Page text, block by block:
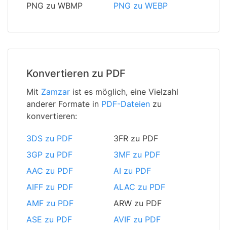
PNG zu WBMP
PNG zu WEBP
Konvertieren zu PDF
Mit Zamzar ist es möglich, eine Vielzahl
anderer Formate in PDF-Dateien zu
konvertieren:
3DS zu PDF
3FR zu PDF
3GP zu PDF
3MF zu PDF
AAC zu PDF
AI zu PDF
AIFF zu PDF
ALAC zu PDF
AMF zu PDF
ARW zu PDF
ASE zu PDF
AVIF zu PDF